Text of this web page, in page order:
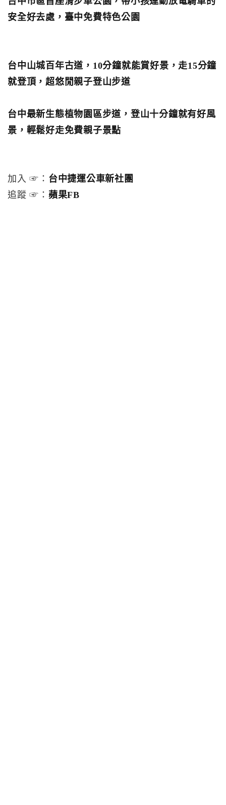
安全好去處，臺中免費特色公園
台中山城百年古道，10分鐘就能賞好景，走15分鐘
就登頂，超悠閒親子登山步道
台中最新生態植物園區步道，登山十分鐘就有好風
景，輕鬆好走免費親子景點
加入 ☞： 台中捷運公車新社團
追蹤 ☞： 蘋果FB